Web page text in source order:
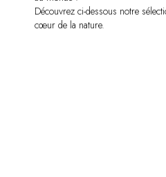
Découvrez ci-dessous notre
cœur de la nature.